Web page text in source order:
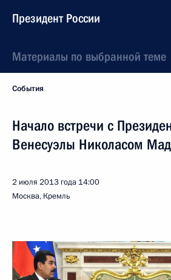
Президент России
Материалы по выбранной теме
События
Начало встречи с
Венесуэлы Николасом
2 июля 2013 года 14:00
Москва, Кремль